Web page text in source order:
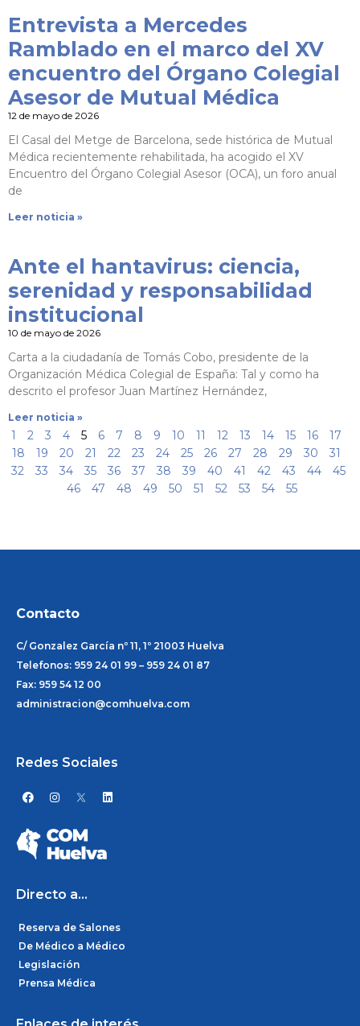
Entrevista a Mercedes
Ramblado en el marco del XV
encuentro del Órgano Colegial
Asesor de Mutual Médica
12 de mayo de 2026
El Casal del Metge de Barcelona, sede histórica de Mutual
Médica recientemente rehabilitada, ha acogido el XV
Encuentro del Órgano Colegial Asesor (OCA), un foro anual
de
Leer noticia »
Ante el hantavirus: ciencia,
serenidad y responsabilidad
institucional
10 de mayo de 2026
Carta a la ciudadanía de Tomás Cobo, presidente de la
Organización Médica Colegial de España: Tal y como ha
descrito el profesor Juan Martínez Hernández,
Leer noticia »
1 2 3 4 5 6 7 8 9 10 11 12 13 14 15 16 17
18 19 20 21 22 23 24 25 26 27 28 29 30 31
32 33 34 35 36 37 38 39 40 41 42 43 44 45
46 47 48 49 50 51 52 53 54 55
Contacto
C/ Gonzalez García nº 11, 1º 21003 Huelva
Telefonos: 959 24 01 99 – 959 24 01 87
Fax: 959 54 12 00
administracion@comhuelva.com
Redes Sociales
F
a
e
b
o
o
I
n
a
g
r
L
i
i
Directo a...
Reserva de Salones
De Médico a Médico
Legislación
Prensa Médica